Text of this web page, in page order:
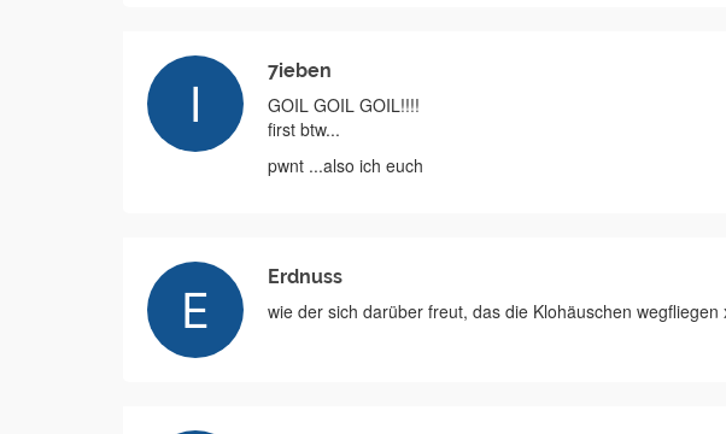
7ieben
GOIL GOIL GOIL!!!!
first btw...
pwnt ...also ich euch
Erdnuss
wie der sich darüber freut, das die Klohäuschen wegfliegen